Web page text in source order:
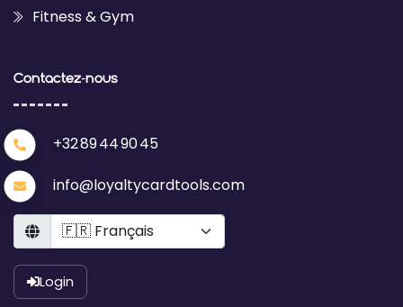
Fitness & Gym
Contactez‑nous
+32 89 44 90 45
info@loyaltycardtools.com
Language
Login